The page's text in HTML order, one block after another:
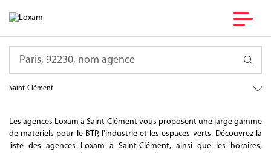
Saint-Clément
Les agences Loxam à Saint-Clément vous proposent une large gamme
de matériels pour le BTP, l'industrie et les espaces verts. Découvrez la
liste des agences Loxam à Saint-Clément, ainsi que les horaires,